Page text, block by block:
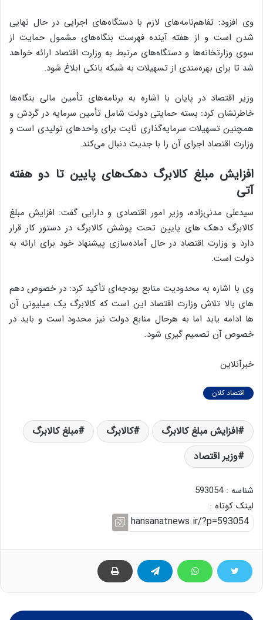
وی افزود: تفاهم‌نامه‌های لازم با دستگاه‌های اجرایی در حال نهایی
شدن است و از هفته آینده فهرست بنگاه‌های مشمول حمایت از
سوی وزارتخانه‌ها و دستگاه‌های مرتبط به وزارت اقتصاد ارائه خواهد
شد تا برای بهره‌مندی از تسهیلات به شبکه بانکی ابلاغ شود.
وزیر اقتصاد در پایان با اشاره به برنامه‌های تأمین مالی بنگاه‌ها
خاطرنشان کرد: بسته حمایتی دولت شامل تأمین سرمایه در گردش و
همچنین تسهیلات سرمایه‌گذاری ثابت برای واحدهای تولیدی است و
وزارت اقتصاد اجرای آن را با جدیت دنبال می‌کند.
افزایش مبلغ کالابرگ دهک‌های پایین تا دو هفته
آتی
سیدعلی مدنی‌زاده، وزیر امور اقتصادی و دارایی گفت: افزایش مبلغ
کالابرگ دهک های پایین تحت پوشش کالابرگ در دستور کار قرار
دارد و وزارت اقتصاد در حال آماده‌سازی پیشنهاد خود برای ارائه به
دولت است.
وی با اشاره به محدودیت منابع بودجه‌ای تأکید کرد: در خصوص دهم
های بالا تلاش وزارت اقتصاد این است که کالابرگ یک میلیونی آن
ها ادامه یابد اما به هرحال منابع دولت نیز محدود است و باید در
خصوص آن تصمیم گیری شود.
خبرآنلاین
اقتصاد کلان
افزایش مبلغ کالابرگ کالابرگ
مبلغ کالابرگ
وزیر اقتصاد
شناسه : 593054
لینک کوتاه :